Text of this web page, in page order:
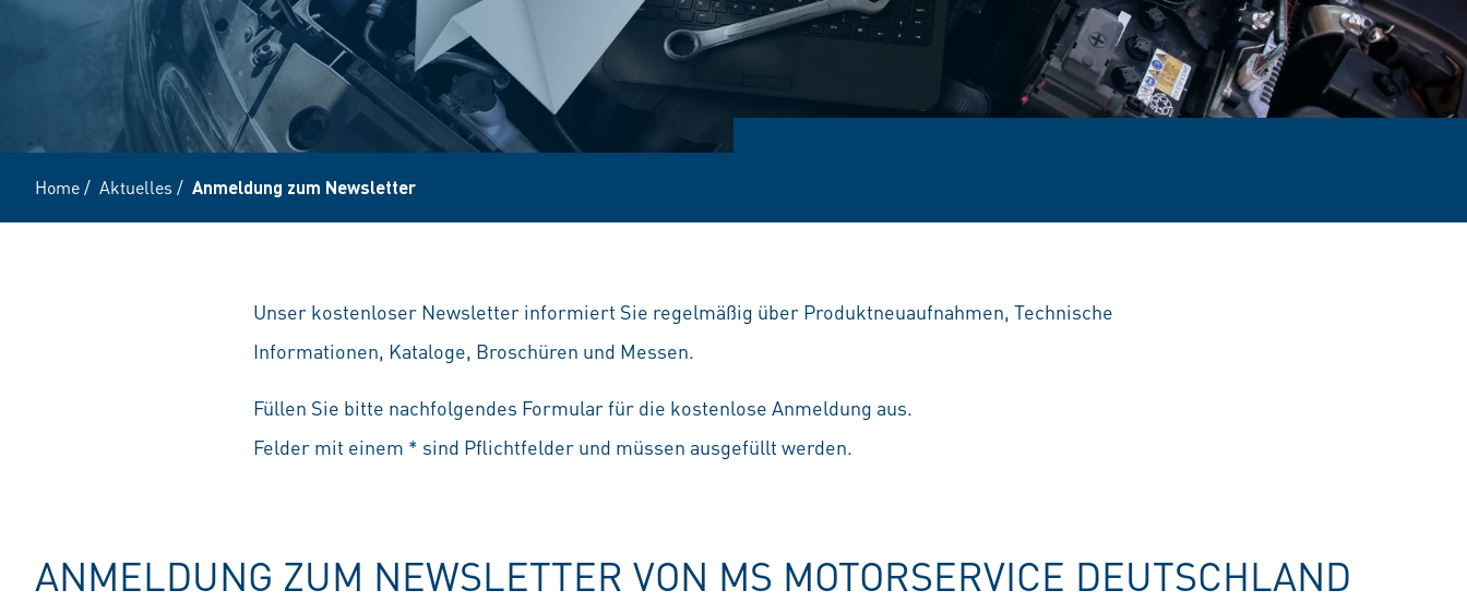
Home/ Aktuelles / Anmeldung zum Newsletter
Unser kostenloser Newsletter informiert Sie regelmäßig über Produktneuaufnahmen, Technische
Informationen, Kataloge, Broschüren und Messen.
Füllen Sie bitte nachfolgendes Formular für die kostenlose Anmeldung aus.
Felder mit einem * sind Pflichtfelder und müssen ausgefüllt werden.
ANMELDUNG ZUM NEWSLETTER VON MS MOTORSERVICE DEUTSCHLAND